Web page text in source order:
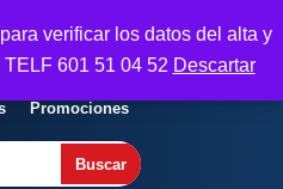
verificar los datos del alta y
601 51 04 52 Descartar
Abrir menu
Promociones
Buscar